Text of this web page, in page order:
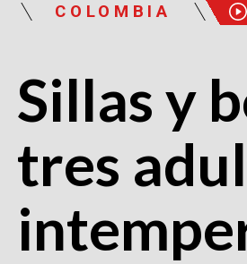
COLOMBIA
Sillas y
tres